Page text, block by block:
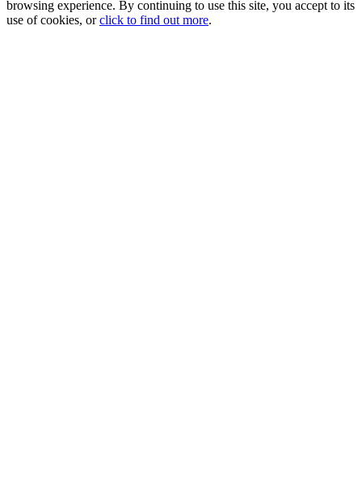
browsing experience. By continuing to use this site, you accept to its
use of cookies, orclick to find out more.